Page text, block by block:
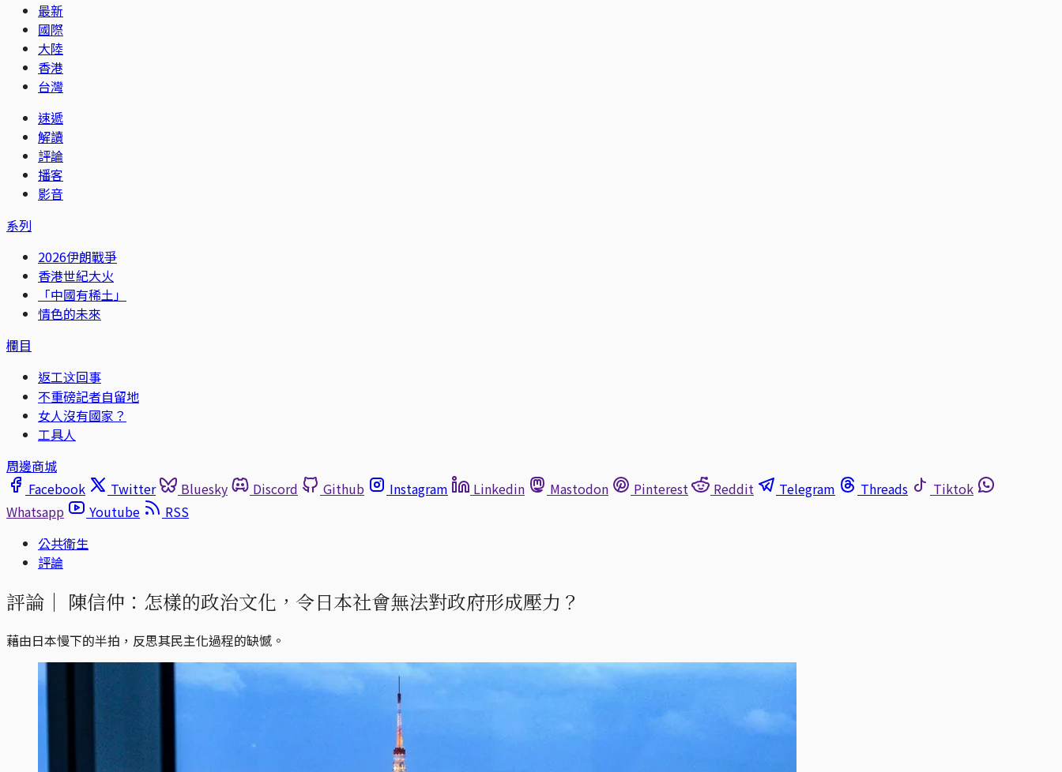
最新
國際
大陸
香港
台灣
速遞
解讀
評論
播客
影音
系列
2026伊朗戰爭
香港世紀大火
「中國有稀土」
情色的未來
欄目
返工这回事
不重磅記者自留地
女人沒有國家？
工具人
周邊商城
Facebook
Twitter Bluesky Discord Github Instagram Linkedin Mastodon Pinterest Reddit Telegram Threads
Tiktok
Whatsapp
Youtube
RSS
公共衛生
評論
評論｜ 陳信仲：怎樣的政治文化，令日本社會無法對政府形成壓力？
藉由日本慢下的半拍，反思其民主化過程的缺憾。